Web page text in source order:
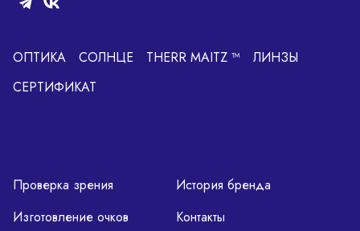
ОПТИКА СОЛНЦЕ THERR MAITZ ™
ЛИНЗЫ
СЕРТИФИКАТ
Проверка зрения
Изготовление очков
История бренда
Контакты